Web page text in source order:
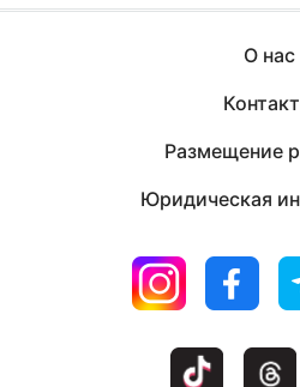
О нас
Размещение
Юридическая